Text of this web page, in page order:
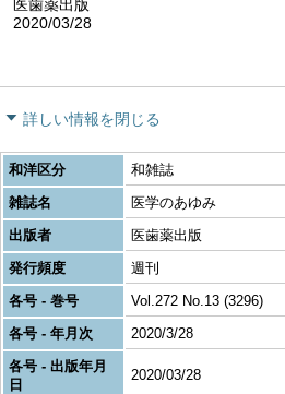
医歯薬出版
2020/03/28
詳しい情報を閉じる
和洋区分
和雑誌
雑誌名
医学のあゆみ
出版者
医歯薬出版
発行頻度
週刊
各号 - 巻号
Vol.272 No.13 (3296)
各号 - 年月次
2020/3/28
各号 - 出版年月
日
2020/03/28